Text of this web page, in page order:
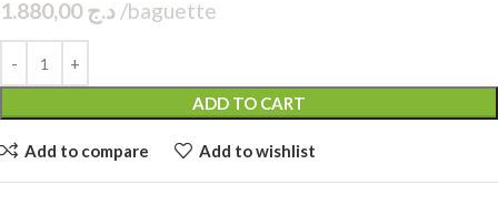
د.ج1.880,00
ADD TO CART
Add to compare Add to wishlist